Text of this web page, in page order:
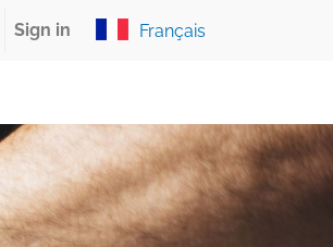
Sign in Français